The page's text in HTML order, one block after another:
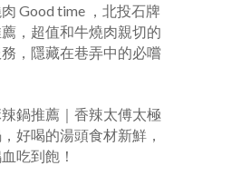
Good time ，北投石牌
，超值和牛燒肉親切的
，隱藏在巷弄中的必嚐
鍋推薦｜香辣太傅太極
好喝的湯頭食材新鮮，
吃到飽！